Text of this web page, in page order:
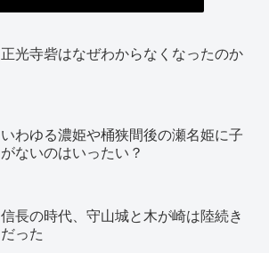
正光寺砦はなぜわからなくなったのか
いわゆる濃姫や桶狭間後の瀬名姫に子
がないのはいったい？
信長の時代、守山城と木が崎は陸続き
だった